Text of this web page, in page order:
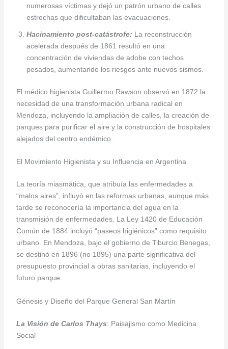
numerosas víctimas y dejó un patrón urbano de calles
estrechas que dificultaban las evacuaciones.
Hacinamiento post-catástrofe: La reconstrucción
acelerada después de 1861 resultó en una
concentración de viviendas de adobe con techos
pesados, aumentando los riesgos ante nuevos sismos.
El médico higienista Guillermo Rawson observó en 1872 la
necesidad de una transformación urbana radical en
Mendoza, incluyendo la ampliación de calles, la creación de
parques para purificar el aire y la construcción de hospitales
alejados del centro endémico.
El Movimiento Higienista y su Influencia en Argentina
La teoría miasmática, que atribuía las enfermedades a
“malos aires”, influyó en las reformas urbanas, aunque más
tarde se reconocería la importancia del agua en la
transmisión de enfermedades. La Ley 1420 de Educación
Común de 1884 incluyó “paseos higiénicos” como requisito
urbano. En Mendoza, bajo el gobierno de Tiburcio Benegas,
se destinó en 1896 (no 1895) una parte significativa del
presupuesto provincial a obras sanitarias, incluyendo el
futuro parque.
Génesis y Diseño del Parque General San Martín
La Visión de Carlos Thays: Paisajismo como Medicina
Social